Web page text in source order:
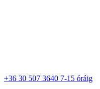
+36 30 507 3640 7-15 óráig